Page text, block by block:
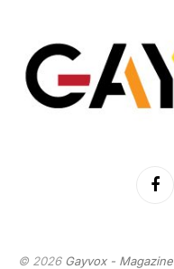
© 2026 Gayvox -